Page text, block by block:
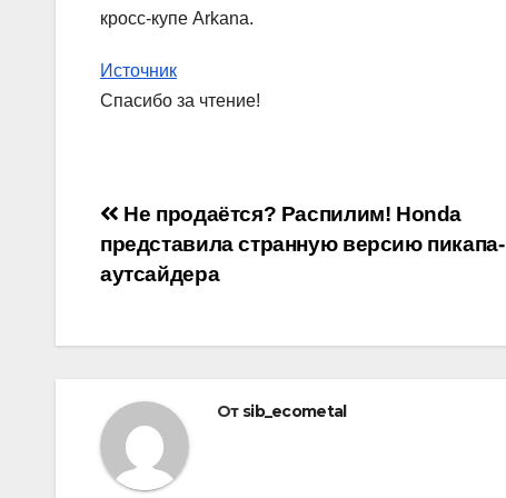
кросс-купе Arkana.
Источник
Спасибо за чтение!
Навигация
по
Не продаётся? Распилим! Honda
представила странную версию пикапа-
аутсайдера
От sib_ecometal